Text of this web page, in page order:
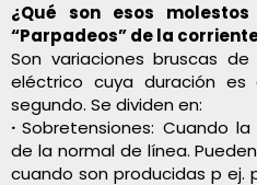
¿Qué son esos
“Parpadeos” de la
Son variaciones bruscas
eléctrico cuya duración es
segundo. Se dividen en:
·Sobretensiones: Cuando
de la normal de línea.
cuando son producidas p ej.